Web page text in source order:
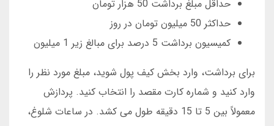
حداقل مبلغ برداشت 50 هزار تومان
حداکثر 50 میلیون تومان در روز
کمیسیون برداشت 5 درصد برای مبالغ زیر 1 میلیون
برای برداشت، وارد بخش کیف پول شوید، مبلغ مورد نظر را
وارد کنید و شماره کارت مقصد را انتخاب کنید. پردازش
معمولاً بین 5 تا 15 دقیقه طول می کشد. در ساعات شلوغ،